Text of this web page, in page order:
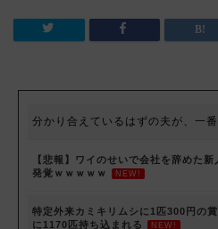
分かり合えているはずの夫が、一
【悲報】ワイのせいで会社を辞めた
発覚ｗｗｗｗｗ
NEW!
特定外来カミキリムシに1匹300円の
に1170匹持ち込まれる
NEW!